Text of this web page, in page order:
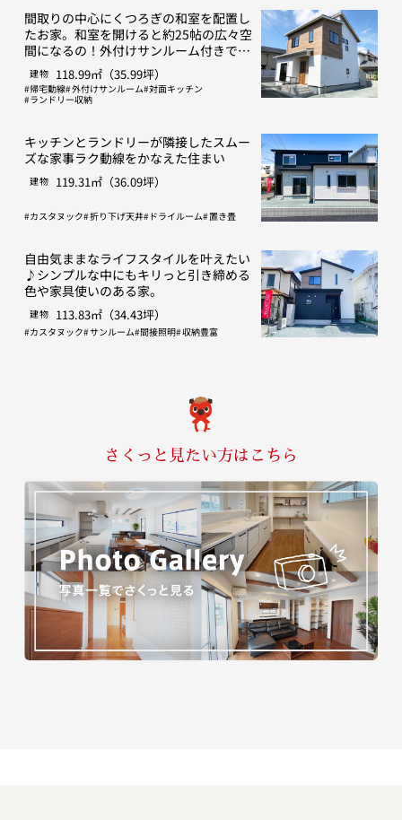
間取りの中心にくつろぎの和室を配置し
たお家。和室を開けると約25帖の広々空
間になるの！外付けサンルーム付きで
す！
建物 118.99㎡（35.99坪）
帰宅動線 外付けサンルーム 対面キッチン
ランドリー収納
キッチンとランドリーが隣接したスムー
ズな家事ラク動線をかなえた住まい
建物 119.31㎡（36.09坪）
カスタヌック 折り下げ天井 ドライルーム 置き畳
自由気ままなライフスタイルを叶えたい
♪シンプルな中にもキリっと引き締める
色や家具使いのある家。
建物 113.83㎡（34.43坪）
カスタヌック サンルーム 間接照明 収納豊富
さくっと見たい方はこちら